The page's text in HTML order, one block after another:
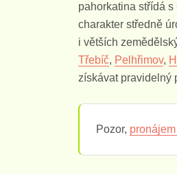
pahorkatina střídá
charakter středně
i větších
Třebíč, Pelhřimov,
získávat pravidelný
Pozor,